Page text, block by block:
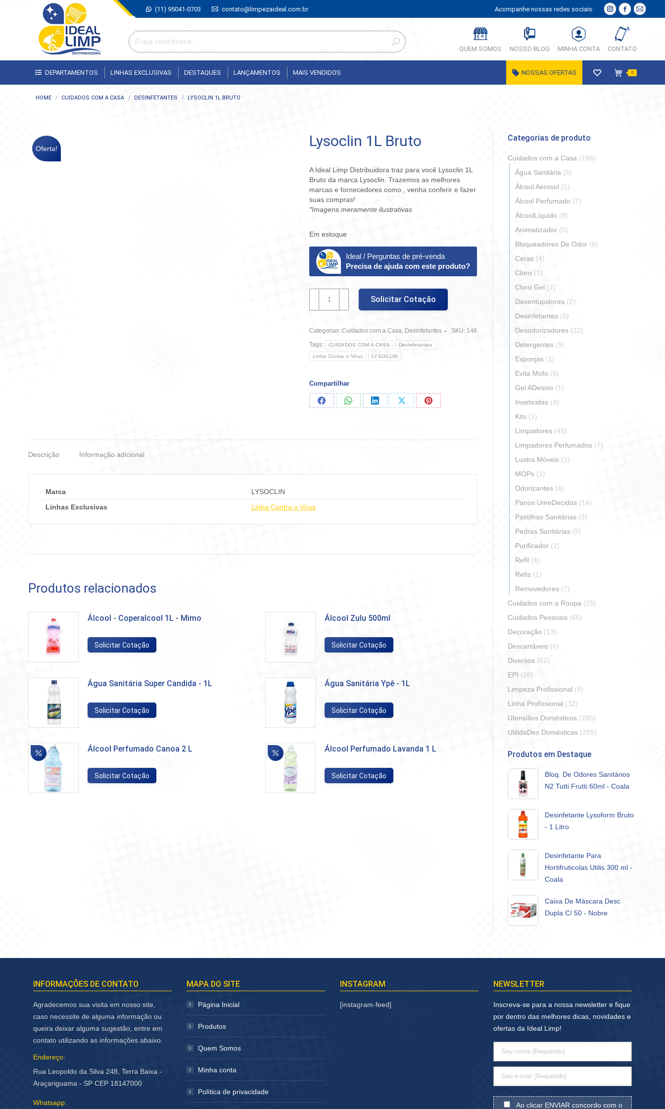
(11) 95041-0703 contato@limpezaideal.com.br Acompanhe nossas redes sociais:
Instagram
página
abre
em
janela
Facebook
página
em
janela
E-
QUEM SOMOS NOSSO BLOG MINHA CONTA CONTATO
DEPARTAMENTOS LINHAS EXCLUSIVAS DESTAQUES LANÇAMENTOS MAIS VENDIDOS NOSSAS OFERTAS 0
Você está aqui:
HOME CUIDADOS COM A CASA DESINFETANTES LYSOCLIN 1L BRUTO
Oferta! Lysoclin 1L Bruto
A Ideal Limp Distribuidora traz para você Lysoclin 1L
Bruto da marca Lysoclin. Trazemos as melhores
marcas e fornecedores como , venha conferir e fazer
suas compras!
*Imagens meramente ilustrativas
Em estoque
Ideal / Perguntas de pré-venda
Precisa de ajuda com este produto?
Bruto
Solicitar Cotação
Categorias:Cuidados com a Casa, Desinfetantes SKU: 146
Tags:
CUIDADOS COM A CASA Desinfetantes
Linha Contra o Virus LYSOCLIN
Compartilhar
CompartilharCompartilharCompartilharCompartilharCompartilhar
Descrição Informação adicional
Marca
LYSOCLIN
Linhas Exclusivas
Linha Contra o Virus
Produtos relacionados
Álcool - Coperalcool 1L - Mimo
Solicitar Cotação
Álcool Zulu 500ml
Solicitar Cotação
Água Sanitária Super Candida - 1L
Solicitar Cotação
Água Sanitária Ypê - 1L
Solicitar Cotação
Álcool Perfumado Canoa 2 L
Solicitar Cotação
Álcool Perfumado Lavanda 1 L
Solicitar Cotação
Categorias de produto
Cuidados com a Casa (186)
Água Sanitária (5)
Álcool Aerosol (1)
Álcool Perfumado (7)
ÁlcoolLíquido (9)
Aromatizador (5)
Bloqueadores De Odor (6)
Ceras (4)
Cloro (1)
Cloro Gel (2)
Desentupidores (2)
Desinfetantes (6)
Desodorizadores (22)
Detergentes (9)
Esponjas (1)
Evita Mofo (6)
Gel ADesivo (1)
Inseticidas (4)
Kits (1)
Limpadores (45)
Limpadores Perfumados (7)
Lustra Móveis (1)
MOPs (1)
Odorizantes (4)
Panos UmeDecidos (14)
Pastilhas Sanitárias (3)
Pedras Sanitárias (5)
Purificador (2)
Refil (4)
Refis (1)
Removedores (7)
Cuidados com a Roupa (25)
Cuidados Pessoais (66)
Decoração (13)
Descartáveis (6)
Diversos (62)
EPI (26)
Limpeza Profissional (8)
Linha Profissional (32)
Utensílios Domésticos (285)
UtilidaDes Domésticas (285)
Produtos em Destaque
Bloq. De Odores Sanitários
N2 Tutti Frutti 60ml - Coala
Desinfetante Lysoform Bruto
- 1 Litro
Desinfetante Para
Hortifruticolas Utilis 300 ml -
Coala
Caixa De Máscara Desc
Dupla C/ 50 - Nobre
INFORMAÇÕES DE CONTATO
Agradecemos sua visita em nosso site,
caso necessite de alguma informação ou
queira deixar alguma sugestão, entre em
contato utilizando as informações abaixo.
Endereço:
Rua Leopoldo da Silva 248, Terra Baixa -
Araçariguama - SP CEP 18147000
Whatsapp:
MAPA DO SITE
Página Inicial
Produtos
Quem Somos
Minha conta
Política de privacidade
INSTAGRAM
[instagram-feed]
NEWSLETTER
Inscreva-se para a nossa newsletter e fique
por dentro das melhores dicas, novidades e
ofertas da Ideal Limp!
Ao clicar ENVIAR concordo com o